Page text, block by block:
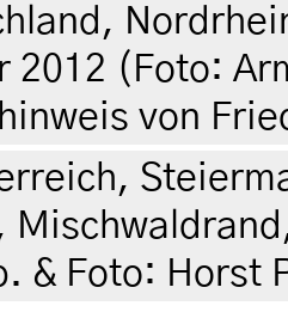
2012 (Foto:
von
& Foto: Horst